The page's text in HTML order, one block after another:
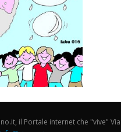
il Portale internet che "vive"